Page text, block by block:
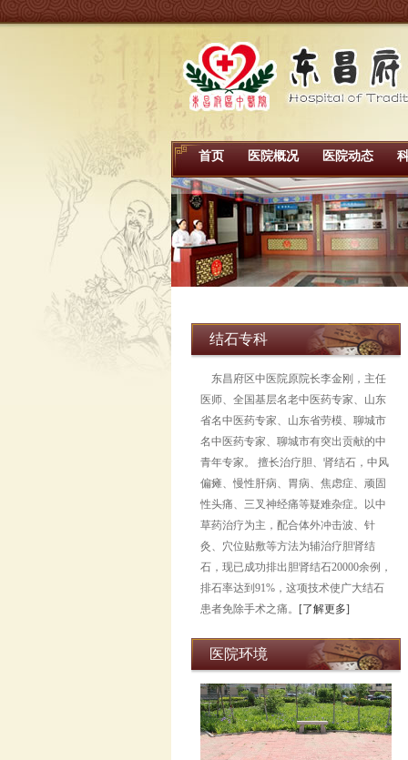
首页 医院概况 医院动态
结石专科
东昌府区中医院原院长李金刚，主任
医师、全国基层名老中医药专家、山东
省名中医药专家、山东省劳模、聊城市
名中医药专家、聊城市有突出贡献的中
青年专家。 擅长治疗胆、肾结石，中风
偏瘫、慢性肝病、胃病、焦虑症、顽固
性头痛、三叉神经痛等疑难杂症。以中
草药治疗为主，配合体外冲击波、针
灸、穴位贴敷等方法为辅治疗胆肾结
石，现已成功排出胆肾结石20000余例，
排石率达到91%，这项技术使广大结石
患者免除手术之痛。 [了解更多]
医院环境